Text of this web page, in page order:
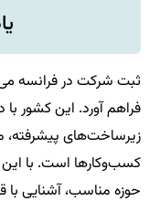
ثبت شرکت در فرانسه
فراهم آورد. این کشور با
زیرساخت‌های
کسب‌وکارها است. با این
حوزه مناسب، آشنایی با